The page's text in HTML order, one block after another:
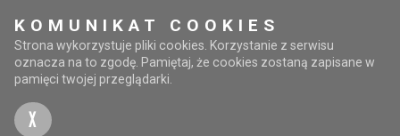
KOMUNIKAT COOKIES
Strona wykorzystuje pliki cookies. Korzystanie z serwisu
oznacza na to zgodę. Pamiętaj, że cookies zostaną zapisane w
pamięci twojej przeglądarki.
X